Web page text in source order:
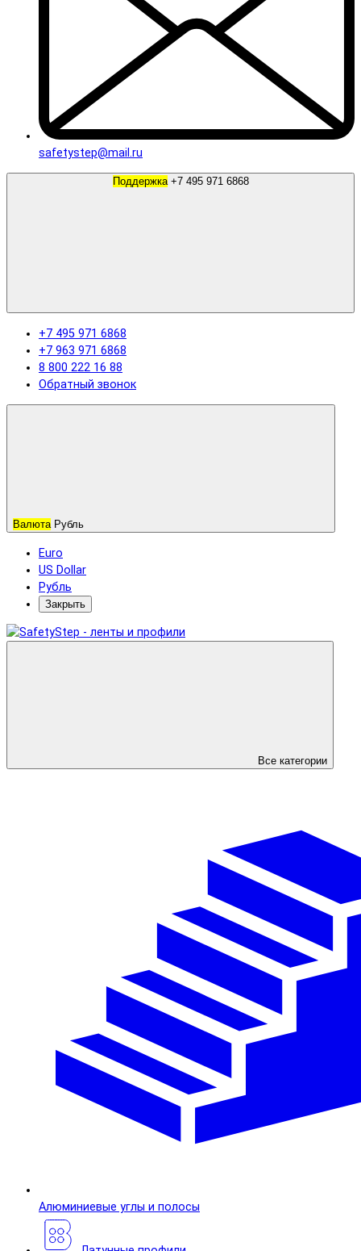
safetystep@mail.ru
Поддержка +7 495 971 6868
+7 495 971 6868
+7 963 971 6868
8 800 222 16 88
Обратный звонок
Валюта Рубль
Euro
US Dollar
Рубль
Закрыть
Все категории
Алюминиевые углы и полосы